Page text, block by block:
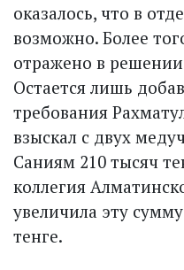
оказалось, что в
возможно. Более
отражено в
Остается лишь
требования
взыс­кал с двух
Саниям 210 тысяч
коллегия
увеличила эту
тенге.